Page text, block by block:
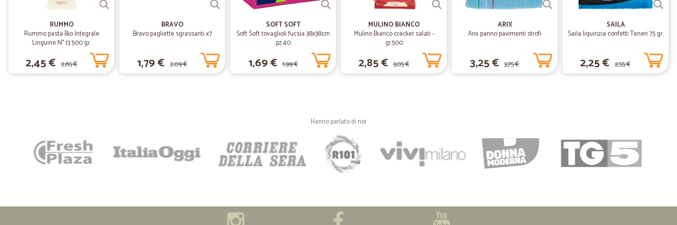
RUMMO
Rummo pasta Bio Integrale
Linguine N° 13 500 gr.
2,45 € 2,65 €
BRAVO
Bravo pagliette sgrassanti x7
1,79 € 2,09 €
SOFT SOFT
Soft Soft tovaglioli fucsia 38x38cm
pz.40
1,69 € 1,99 €
MULINO BIANCO
Mulino Bianco cracker salati -
gr.500
2,85 € 3,05 €
ARIX
Arix panno pavimenti strofi
3,25 € 3,75 €
SAILA
Saila liquirizia confetti Teneri 75 gr.
2,25 € 2,55 €
Hanno parlato di noi